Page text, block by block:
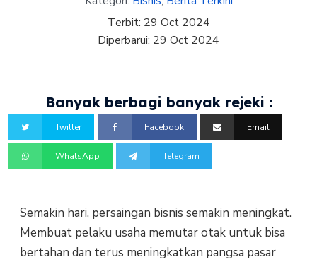
Terbit: 29 Oct 2024
Diperbarui: 29 Oct 2024
Banyak berbagi banyak rejeki :
Twitter Facebook Email
WhatsApp Telegram
Semakin hari, persaingan bisnis semakin meningkat.
Membuat pelaku usaha memutar otak untuk bisa
bertahan dan terus meningkatkan pangsa pasar